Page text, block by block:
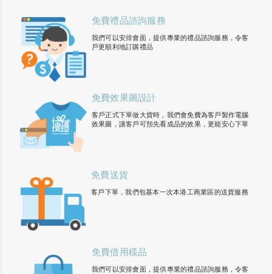
免費禮品諮詢服務
我們可以安排會面，提供專業的禮品諮詢服務，令客
戶更順利地訂購禮品
免費效果圖設計
客戶正式下單做大貨時，我們會免費為客戶製作電腦
效果圖，讓客戶可預先看成品的效果，更能安心下單
免費送貨
客戶下單，我們包基本一次本港工商業區的送貨服務
免費借用樣品
我們可以安排會面，提供專業的禮品諮詢服務，令客